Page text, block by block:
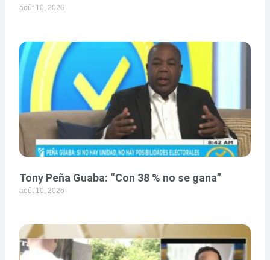
août 10, 2026
Tony Peña Guaba: “Con 38 % no se gana”
août 10, 2026